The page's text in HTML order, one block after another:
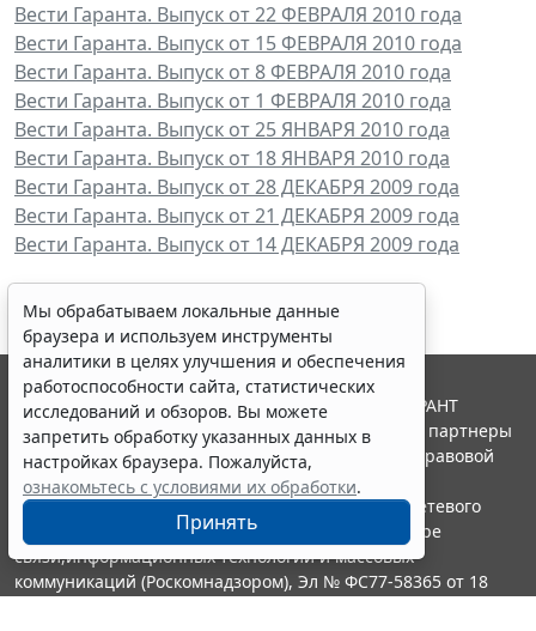
Вести Гаранта. Выпуск от 22 ФЕВРАЛЯ 2010 года
Вести Гаранта. Выпуск от 15 ФЕВРАЛЯ 2010 года
Вести Гаранта. Выпуск от 8 ФЕВРАЛЯ 2010 года
Вести Гаранта. Выпуск от 1 ФЕВРАЛЯ 2010 года
Вести Гаранта. Выпуск от 25 ЯНВАРЯ 2010 года
Вести Гаранта. Выпуск от 18 ЯНВАРЯ 2010 года
Вести Гаранта. Выпуск от 28 ДЕКАБРЯ 2009 года
Вести Гаранта. Выпуск от 21 ДЕКАБРЯ 2009 года
Вести Гаранта. Выпуск от 14 ДЕКАБРЯ 2009 года
Мы обрабатываем локальные данные
браузера и используем инструменты
аналитики в целях улучшения и обеспечения
работоспособности сайта, статистических
исследований и обзоров. Вы можете
запретить обработку указанных данных в
настройках браузера. Пожалуйста,
ознакомьтесь с условиями их обработки.
Принять
© ООО "НПП "ГАРАНТ-СЕРВИС", 2026. Система ГАРАНТ
выпускается с 1990 года. Компания "Гарант" и ее партнеры
являются участниками Российской ассоциации правовой
информации ГАРАНТ.
Портал ГАРАНТ.РУ зарегистрирован в качестве сетевого
издания Федеральной службой по надзору в сфере
связи,информационных технологий и массовых
коммуникаций (Роскомнадзором), Эл № ФС77-58365 от 18